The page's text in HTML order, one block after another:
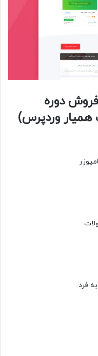
دوره
همیار وردپرس)
فرد